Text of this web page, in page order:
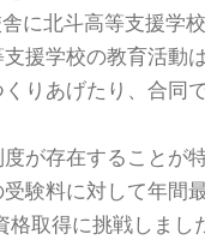
に北斗高等支援学
援学校の教育活動
りあげたり、合同
が存在することが
験料に対して年間
取得に挑戦しまし